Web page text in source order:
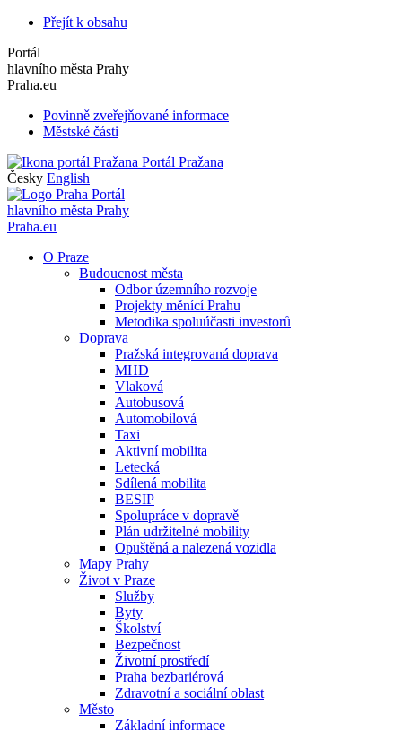
Přejít k obsahu
Portál
hlavního města Prahy
Praha.eu
Povinně zveřejňované informace
Městské části
Portál Pražana
Česky English
Portál
hlavního města Prahy
Praha.eu
O Praze
Budoucnost města
Odbor územního rozvoje
Projekty měnící Prahu
Metodika spoluúčasti investorů
Doprava
Pražská integrovaná doprava
MHD
Vlaková
Autobusová
Automobilová
Taxi
Aktivní mobilita
Letecká
Sdílená mobilita
BESIP
Spolupráce v dopravě
Plán udržitelné mobility
Opuštěná a nalezená vozidla
Mapy Prahy
Život v Praze
Služby
Byty
Školství
Bezpečnost
Životní prostředí
Praha bezbariérová
Zdravotní a sociální oblast
Město
Základní informace